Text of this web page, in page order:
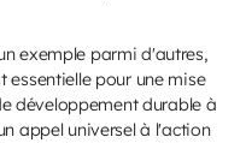
exemple parmi d'autres,
essentielle pour une mise
développement durable à
appel universel à l'action